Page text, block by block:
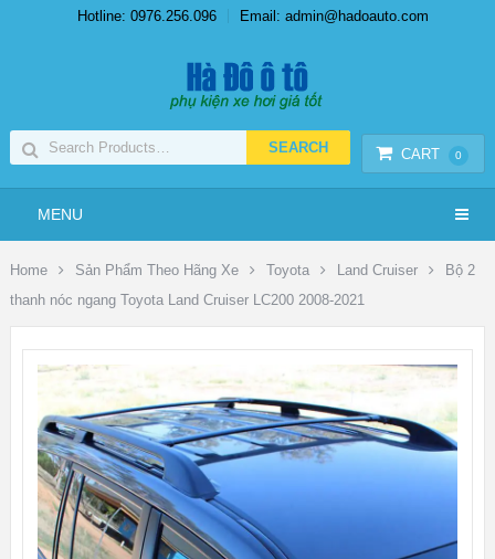
Hotline: 0976.256.096 Email: admin@hadoauto.com
CART 0
MENU
Home Sản Phẩm Theo Hãng Xe Toyota Land Cruiser
Bộ 2
thanh nóc ngang Toyota Land Cruiser LC200 2008-2021